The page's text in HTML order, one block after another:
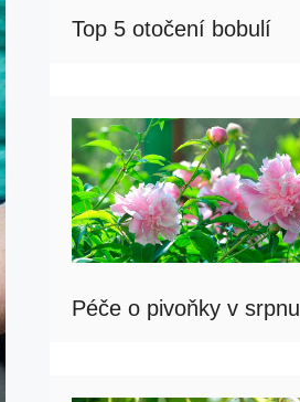
Top 5 otočení bobulí
Péče o pivoňky v srpnu